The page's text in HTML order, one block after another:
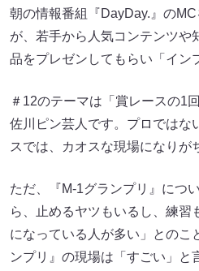
朝の情報番組『DayDay.』の
が、若手から人気コンテンツや
品をプレゼンしてもらい「イン
＃12のテーマは「賞レースの1
佐川ピン芸人です。プロではな
スでは、カオスな現場になりが
ただ、『M-1グランプリ』につ
ら、止めるヤツもいるし、練習
になっている人が多い」とのこ
ンプリ』の現場は「すごい」と